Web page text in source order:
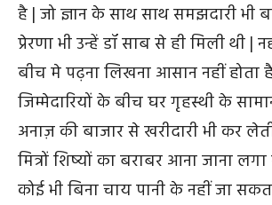
है | जो ज्ञान के साथ साथ समझदारी भी
प्रेरणा भी उन्हें डॉ साब से ही मिली थी |
बीच मे पढ़ना लिखना आसान नहीं होता
जिम्मेदारियों के बीच घर गृहस्थी के
अनाज़ की बाजार से खरीदारी भी कर
मित्रों शिष्यों का बराबर आना जाना
कोई भी बिना चाय पानी के नहीं जा